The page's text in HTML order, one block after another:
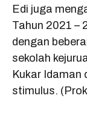
Edi juga
Tahun 2021 –
dengan
sekolah
Kukar Idaman
stimulus.